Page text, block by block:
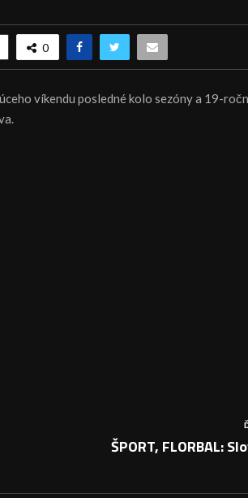
0
víkendu posledné kolo sezóny a 19-
ŠPORT, FLORBAL: